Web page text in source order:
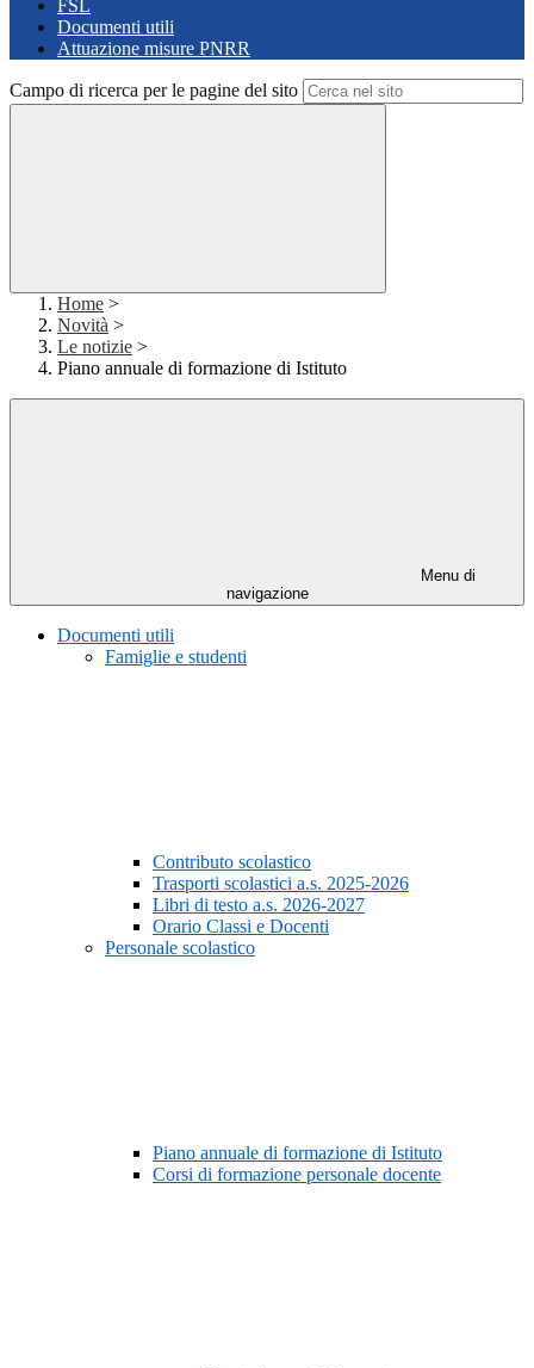
FSL
Documenti utili
Attuazione misure PNRR
Campo di ricerca per le pagine del sito
Home >
Novità >
Le notizie >
Piano annuale di formazione di Istituto
Menu di
navigazione
Documenti utili
Famiglie e studenti
Contributo scolastico
Trasporti scolastici a.s. 2025-2026
Libri di testo a.s. 2026-2027
Orario Classi e Docenti
Personale scolastico
Piano annuale di formazione di Istituto
Corsi di formazione personale docente